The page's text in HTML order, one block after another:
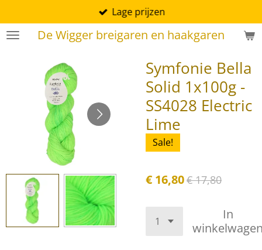
direct
naar
hoofdinhoud
De Wigger breigaren en haakgaren
Lage prijzen
Symfonie Bella
Solid 1x100g -
SS4028 Electric
Lime
Sale!
€ 16,80€ 17,80
In